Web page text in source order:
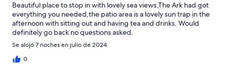
Beautiful place to stop in with lovely sea views,The Ark had got
everything you needed,the patio area is a lovely sun trap in the
afternoon with sitting out and having tea and drinks. Would
definitely go back no questions asked.
Se alojó 7 noches en julio de 2024
0